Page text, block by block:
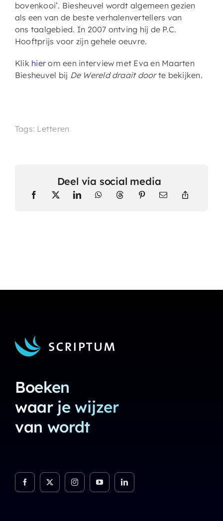
bovenkooi’. Biesheuvel wordt algemeen gezien
als een van de beste verhalenvertellers van
ons taalgebied. In 2007 ontving hij de P.C.
Hooftprijs voor zijn gehele oeuvre.
Klik hierom een interview met Eva en Maarten
Biesheuvel bij De Wereld draait doorte bekijken.
Tags: Letteren
Deel via social media
Boeken
waar je wijzer
van wordt